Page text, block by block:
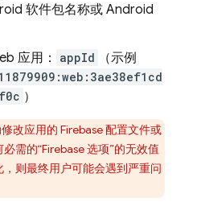
软件包名称或 Android
应用：
appId
（示例
）
改应用的 Firebase 配置文件或
需的“Firebase 选项”的无效值
则最终用户可能会遇到严重问